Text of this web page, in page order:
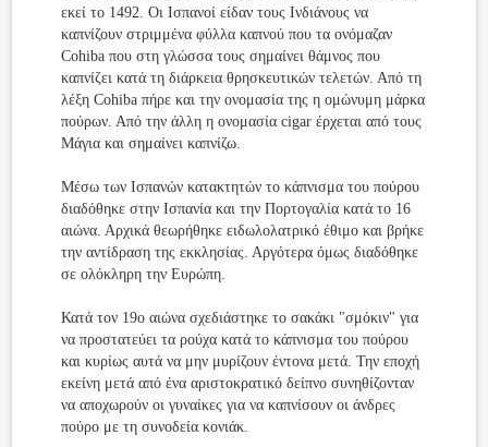
εκεί το 1492. Οι Ισπανοί είδαν τους Ινδιάνους να
καπνίζουν στριμμένα φύλλα καπνού που τα ονόμαζαν
Cohiba που στη γλώσσα τους σημαίνει θάμνος που
καπνίζει κατά τη διάρκεια θρησκευτικών τελετών. Από τη
λέξη Cohiba πήρε και την ονομασία της η ομώνυμη μάρκα
πούρων. Από την άλλη η ονομασία cigar έρχεται από τους
Μάγια και σημαίνει καπνίζω.
Μέσω των Ισπανών κατακτητών το κάπνισμα του πούρου
διαδόθηκε στην Ισπανία και την Πορτογαλία κατά το 16
αιώνα. Αρχικά θεωρήθηκε ειδωλολατρικό έθιμο και βρήκε
την αντίδραση της εκκλησίας. Αργότερα όμως διαδόθηκε
σε ολόκληρη την Ευρώπη.
Κατά τον 19ο αιώνα σχεδιάστηκε το σακάκι "σμόκιν" για
να προστατεύει τα ρούχα κατά το κάπνισμα του πούρου
και κυρίως αυτά να μην μυρίζουν έντονα μετά. Την εποχή
εκείνη μετά από ένα αριστοκρατικό δείπνο συνηθίζονταν
να αποχωρούν οι γυναίκες για να καπνίσουν οι άνδρες
πούρο με τη συνοδεία κονιάκ.